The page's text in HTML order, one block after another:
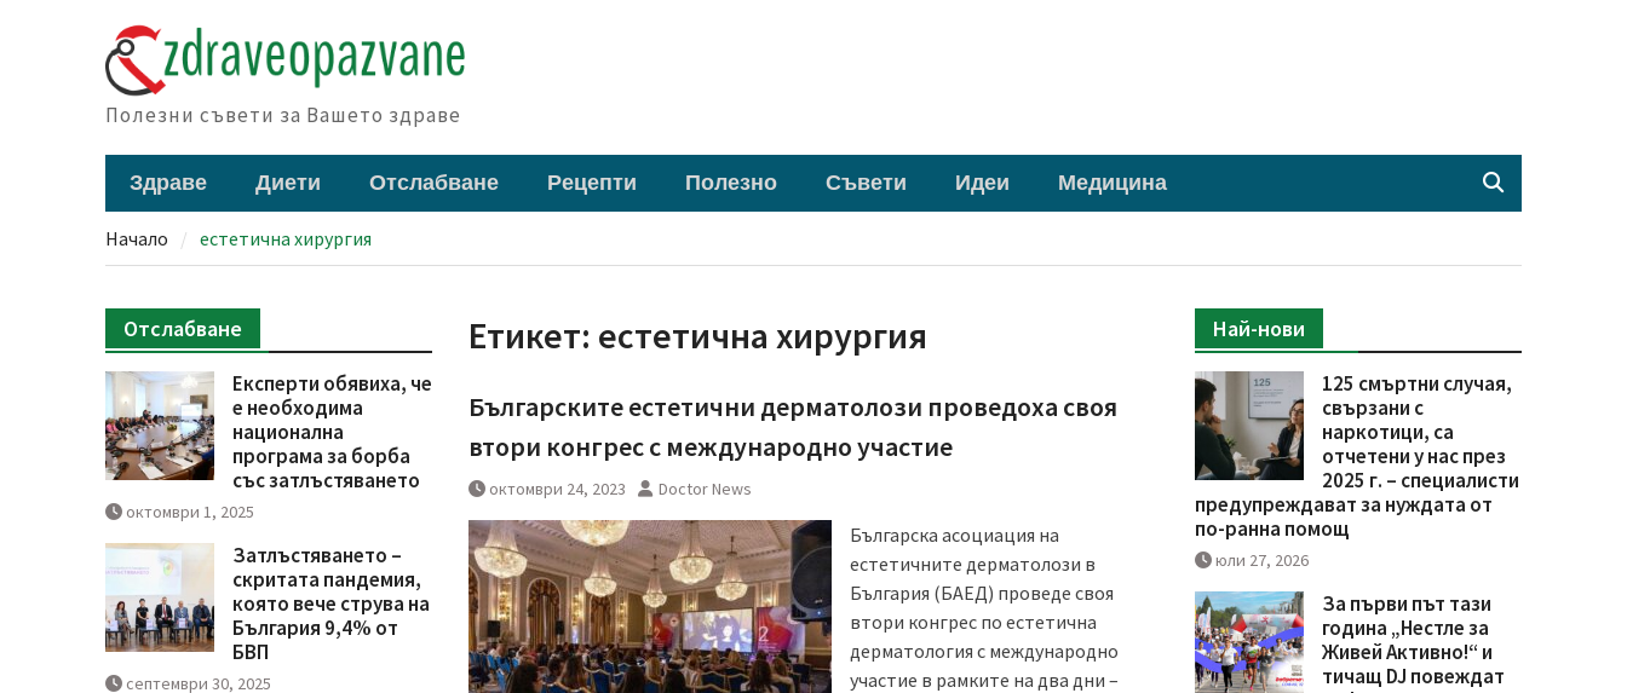
Полезни съвети за Вашето здраве
Здраве Диети Отслабване Рецепти Полезно Съвети Идеи Медицина
Начало естетична хирургия
Етикет: естетична хирургия
Българските естетични дерматолози проведоха своя
втори конгрес с международно участие
октомври 24, 2023 Doctor News
Българска асоциация на
естетичните дерматолози в
България (БАEД) проведе своя
втори конгрес по естетична
дерматология с международно
участие в рамките на два дни –
Най-нови
125 смъртни случая,
свързани с
наркотици, са
отчетени у нас през
2025 г. – специалисти
предупреждават за нуждата от
по-ранна помощ
юли 27, 2026
За първи път тази
година „Нестле за
Живей Активно!“ и
тичащ DJ повеждат
Отслабване
Експерти обявиха, че
е необходима
национална
програма за борба
със затлъстяването
октомври 1, 2025
Затлъстяването –
скритата пандемия,
която вече струва на
България 9,4% от
БВП
септември 30, 2025